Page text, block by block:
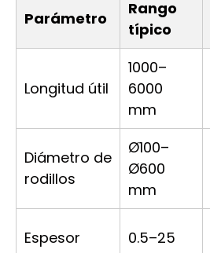
Parámetro
Rango
típico
Longitud útil
1000–
6000
mm
Diámetro de
rodillos
Ø100–
Ø600
mm
Espesor
0.5–25